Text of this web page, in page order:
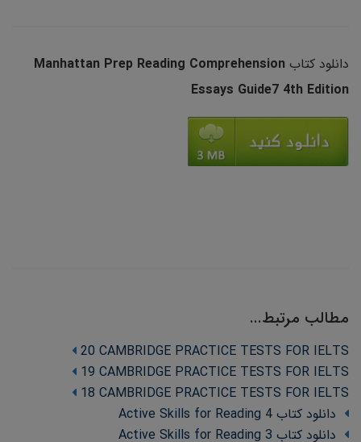
دانلود کتاب Manhattan Prep Reading Comprehension
Essays Guide7 4th Edition
مطالب مرتبط...
20 CAMBRIDGE PRACTICE TESTS FOR IELTS
19 CAMBRIDGE PRACTICE TESTS FOR IELTS
18 CAMBRIDGE PRACTICE TESTS FOR IELTS
دانلود کتاب Active Skills for Reading 4
دانلود کتاب Active Skills for Reading 3